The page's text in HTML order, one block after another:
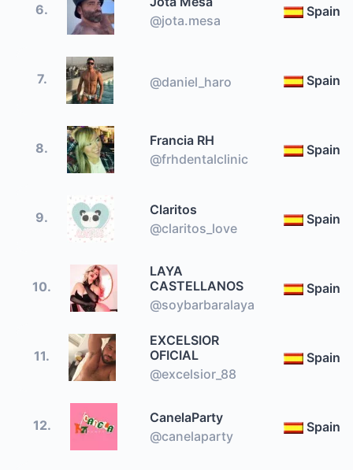
6.
@jota.mesa
Spain
7. @daniel_haro Spain
8.
Francia RH
@frhdentalclinic
Spain
9.
Claritos
@claritos_love
Spain
10.
LAYA
CASTELLANOS
@soybarbaralaya
Spain
11.
EXCELSIOR
OFICIAL
@excelsior_88
Spain
12.
CanelaParty
@canelaparty
Spain